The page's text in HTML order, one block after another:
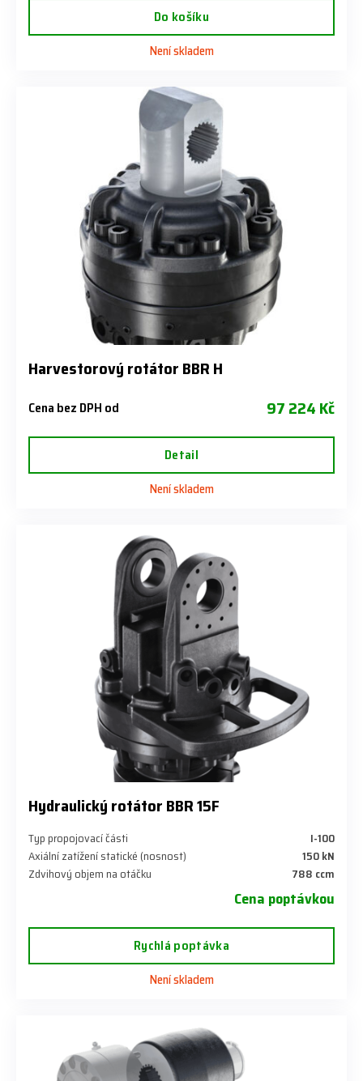
Do košíku
Není skladem
Harvestorový rotátor BBR H
Cena bez DPH od 97 224 Kč
Detail
Není skladem
Hydraulický rotátor BBR 15F
Typ propojovací části
I-100
Axiální zatížení statické (nosnost)
150 kN
Zdvihový objem na otáčku
788 ccm
Cena poptávkou
Rychlá poptávka
Není skladem